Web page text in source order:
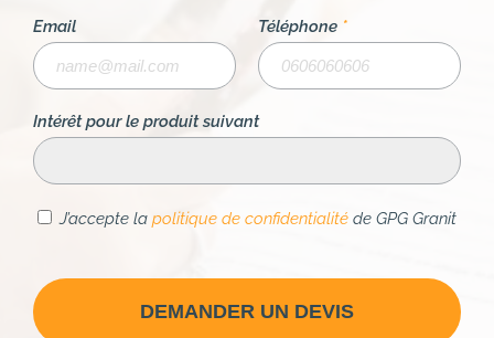
Email Téléphone *
Intérêt pour le produit suivant
J’accepte la politique de confidentialité de GPG Granit
DEMANDER UN DEVIS